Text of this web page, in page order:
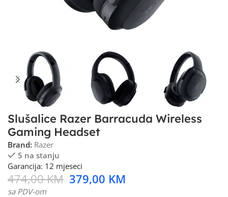
Slušalice Razer Barracuda Wireless
Gaming Headset
Brand: Razer
5 na stanju
Garancija: 12 mjeseci
474,00KM 379,00 KM
sa PDV-om